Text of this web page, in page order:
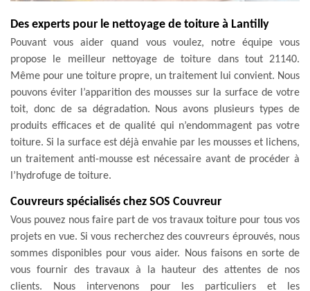
Des experts pour le nettoyage de toiture à Lantilly
Pouvant vous aider quand vous voulez, notre équipe vous
propose le meilleur nettoyage de toiture dans tout 21140.
Même pour une toiture propre, un traitement lui convient. Nous
pouvons éviter l’apparition des mousses sur la surface de votre
toit, donc de sa dégradation. Nous avons plusieurs types de
produits efficaces et de qualité qui n’endommagent pas votre
toiture. Si la surface est déjà envahie par les mousses et lichens,
un traitement anti-mousse est nécessaire avant de procéder à
l’hydrofuge de toiture.
Couvreurs spécialisés chez SOS Couvreur
Vous pouvez nous faire part de vos travaux toiture pour tous vos
projets en vue. Si vous recherchez des couvreurs éprouvés, nous
sommes disponibles pour vous aider. Nous faisons en sorte de
vous fournir des travaux à la hauteur des attentes de nos
clients. Nous intervenons pour les particuliers et les